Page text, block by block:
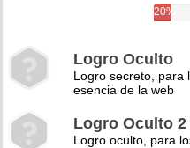
20%
Logro Oculto
Logro secreto, para
esencia de la web
Logro Oculto 2
Logro oculto, para